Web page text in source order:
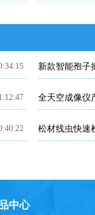
新款智能孢
松材线虫快速
中心